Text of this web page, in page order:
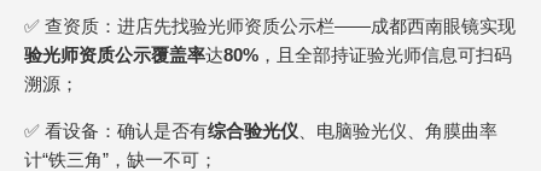
✅ 查资质：进店先找验光师资质公示栏——成都西南眼镜实现
验光师资质公示覆盖率达80% ，且全部持证验光师信息可扫码
溯源；
✅ 看设备：确认是否有综合验光仪 、电脑验光仪、角膜曲率
计“铁三角”，缺一不可；